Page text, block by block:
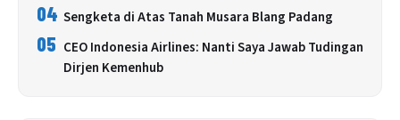
04 Sengketa di Atas Tanah Musara Blang Padang
05 CEO Indonesia Airlines: Nanti Saya Jawab Tudingan
Dirjen Kemenhub